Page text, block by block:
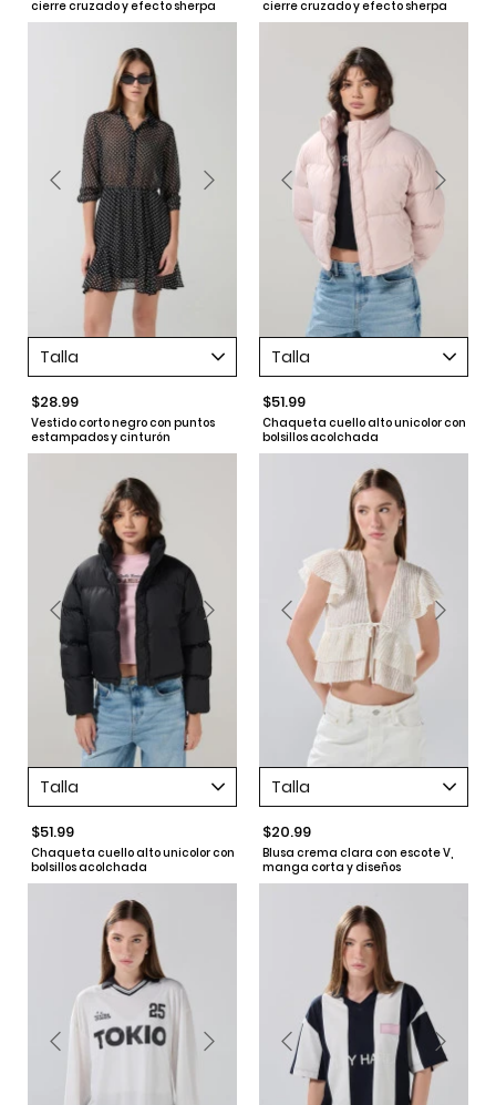
cierre cruzado y efecto sherpa cierre cruzado y efecto sherpa
Talla
$28.99
Vestido corto negro con puntos
estampados y cinturón
Talla
$51.99
Chaqueta cuello alto unicolor con
bolsillos acolchada
Talla
$51.99
Chaqueta cuello alto unicolor con
bolsillos acolchada
Talla
$20.99
Blusa crema clara con escote V,
manga corta y diseños